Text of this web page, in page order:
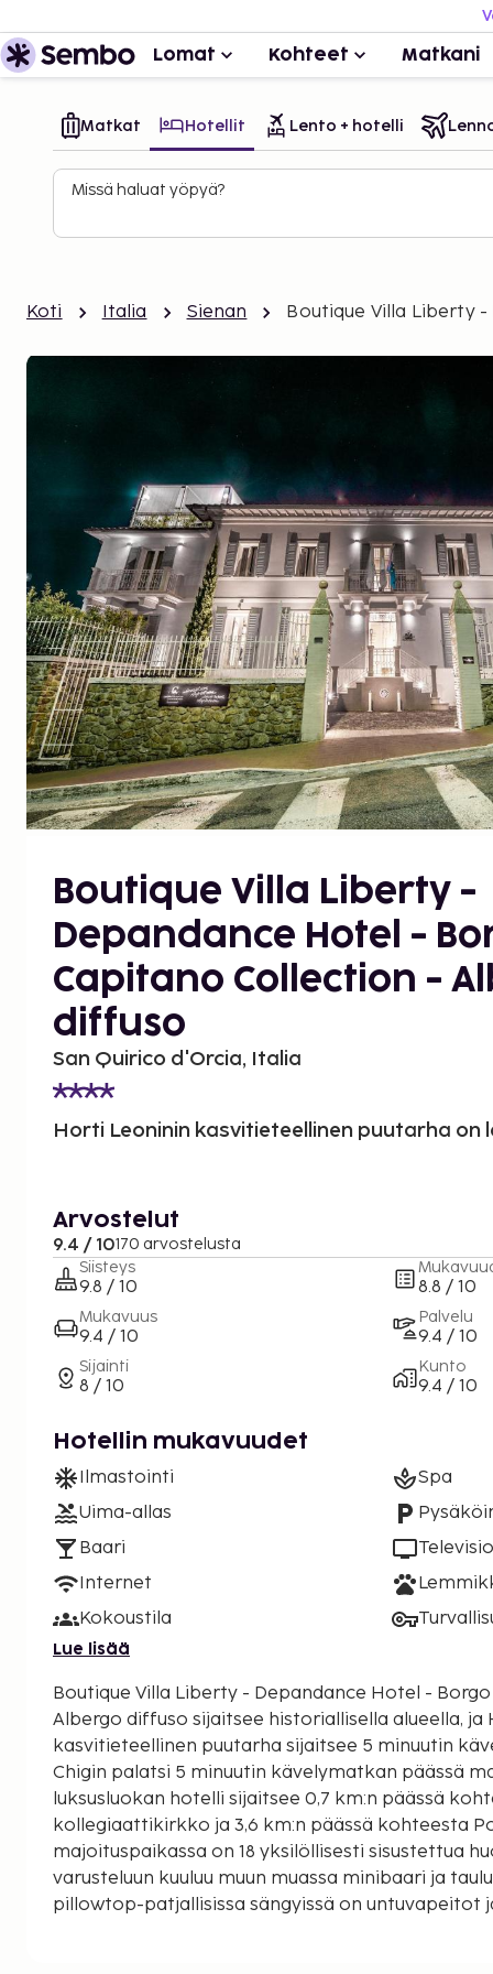
Lomat Kohteet Matkani
Matkat Hotellit Lento + hotelli
Missä haluat yöpyä?
Koti Italia Sienan Boutique Villa Liberty
Boutique Villa Liberty -
Depandance Hotel -
Capitano Collection -
diffuso
San Quirico d'Orcia, Italia
Horti Leoninin kasvitieteellinen puutarha on
Arvostelut
9.4 / 10170 arvostelusta
Siisteys
9.8 / 10
Mukavuus
9.4 / 10
Sijainti
8 / 10
8.8 / 10
Palvelu
9.4 / 10
Kunto
9.4 / 10
Hotellin mukavuudet
Ilmastointi
Uima-allas
Baari
Internet
Kokoustila
Spa
Televisio
Lue lisää
Boutique Villa Liberty - Depandance Hotel -
Albergo diffuso sijaitsee historiallisella alueella, ja
kasvitieteellinen puutarha sijaitsee 5 minuutin
Chigin palatsi 5 minuutin kävelymatkan päässä
luksusluokan hotelli sijaitsee 0,7 km:n päässä
kollegiaattikirkko ja 3,6 km:n päässä kohteesta
majoituspaikassa on 18 yksilöllisesti sisustettua
varusteluun kuuluu muun muassa minibaari ja
pillowtop-patjallisissa sängyissä on untuvapeitot